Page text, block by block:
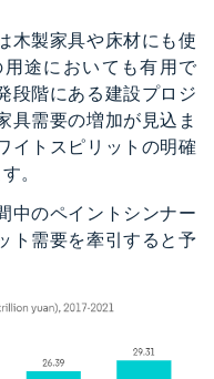
木製家具や床材にも使
途においても有用で
段階にある建設プロジ
具需要の増加が見込ま
イトスピリットの明確
。
中のペイントシンナー
ト需要を牽引すると予